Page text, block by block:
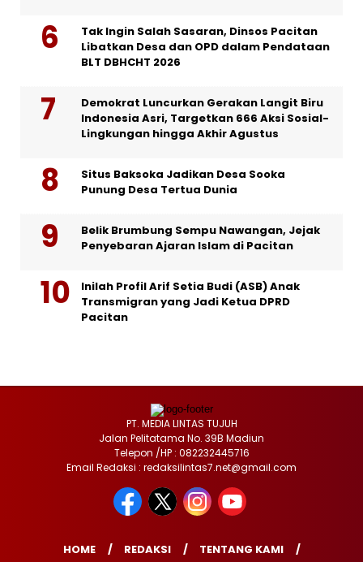
Tak Ingin Salah Sasaran, Dinsos Pacitan
Libatkan Desa dan OPD dalam Pendataan
BLT DBHCHT 2026
Demokrat Luncurkan Gerakan Langit Biru
Indonesia Asri, Targetkan 666 Aksi Sosial-
Lingkungan hingga Akhir Agustus
Situs Baksoka Jadikan Desa Sooka
Punung Desa Tertua Dunia
Belik Brumbung Sempu Nawangan, Jejak
Penyebaran Ajaran Islam di Pacitan
Inilah Profil Arif Setia Budi (ASB) Anak
Transmigran yang Jadi Ketua DPRD
Pacitan
PT. MEDIA LINTAS TUJUH
Jalan Pelitatama No. 39B Madiun
Telepon /HP : 082232445716
Email Redaksi : redaksilintas7.net@gmail.com
HOME REDAKSI TENTANG KAMI